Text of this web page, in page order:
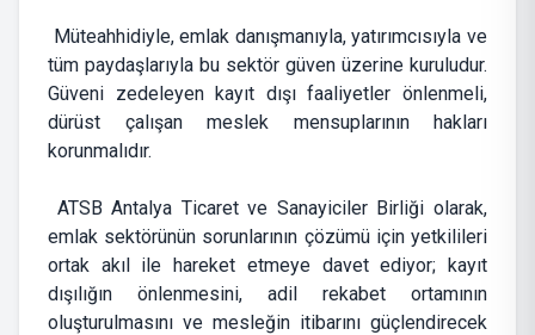
Müteahhidiyle, emlak danışmanıyla, yatırımcısıyla ve
tüm paydaşlarıyla bu sektör güven üzerine kuruludur.
Güveni zedeleyen kayıt dışı faaliyetler önlenmeli,
dürüst çalışan meslek mensuplarının hakları
korunmalıdır.
ATSB Antalya Ticaret ve Sanayiciler Birliği olarak,
emlak sektörünün sorunlarının çözümü için yetkilileri
ortak akıl ile hareket etmeye davet ediyor; kayıt
dışılığın önlenmesini, adil rekabet ortamının
oluşturulmasını ve mesleğin itibarını güçlendirecek